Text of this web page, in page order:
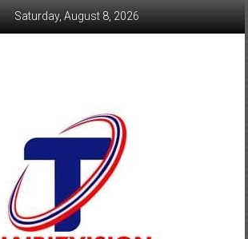
Saturday, August 8, 2026